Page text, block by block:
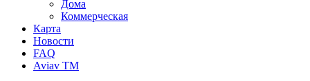
Дома
Коммерческая
Карта
Новости
FAQ
Aviav TM